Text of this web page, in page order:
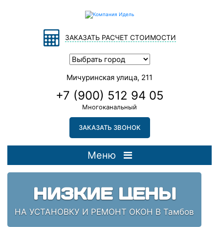
ЗАКАЗАТЬ РАСЧЕТ СТОИМОСТИ
Мичуринская улица, 211
+7 (900) 512 94 05
Многоканальный
ЗАКАЗАТЬ ЗВОНОК
Меню
НИЗКИЕ ЦЕНЫ
НА УСТАНОВКУ И РЕМОНТ ОКОН В Тамбов